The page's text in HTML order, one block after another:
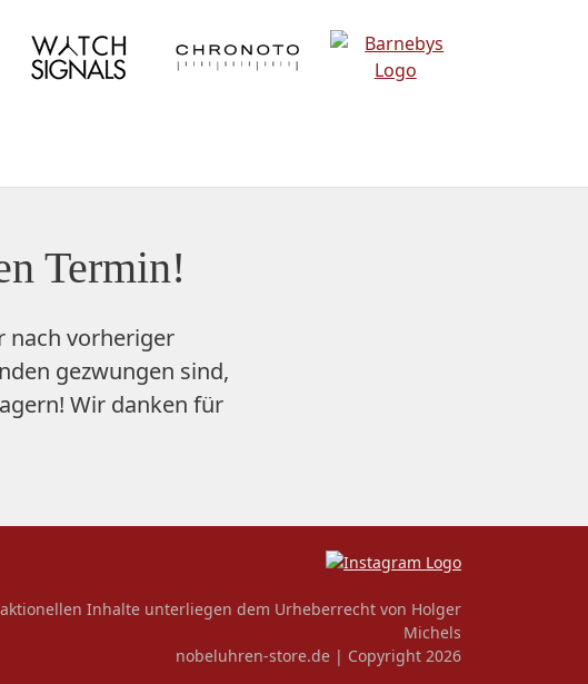
Termin!
nach vorheriger
gezwungen sind,
! Wir danken für
Inhalte unterliegen dem Urheberrecht von Holger
Michels
nobeluhren-store.de | Copyright 2026